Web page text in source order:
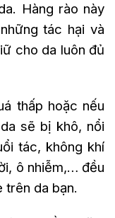
Hàng rào này
tác hại và
cho da luôn đủ
thấp hoặc nếu
sẽ bị khô, nổi
tác, không khí
ô nhiễm,… đều
trên da bạn.